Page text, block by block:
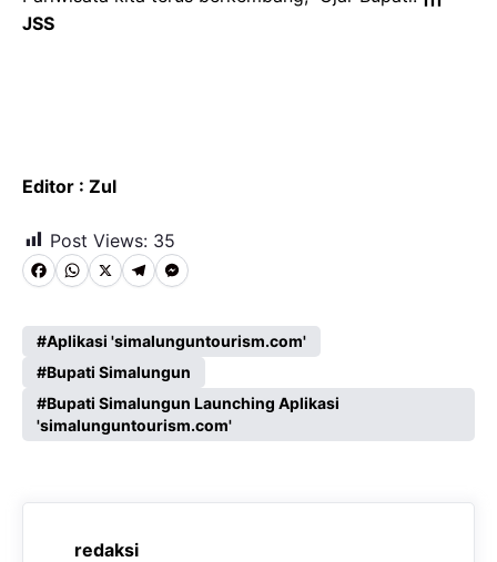
JSS
Editor : Zul
Post Views: 35
F
c
e
b
o
W
a
t
s
A
X T
l
e
g
r
M
s
s
e
n
Aplikasi 'simalunguntourism.com'
Bupati Simalungun
Bupati Simalungun Launching Aplikasi
'simalunguntourism.com'
redaksi